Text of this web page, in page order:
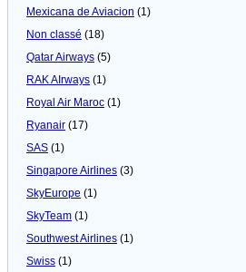
Mexicana de Aviacion (1)
Non classé (18)
Qatar Airways (5)
RAK AIrways (1)
Royal Air Maroc (1)
Ryanair (17)
SAS (1)
Singapore Airlines (3)
SkyEurope (1)
SkyTeam (1)
Southwest Airlines (1)
Swiss (1)